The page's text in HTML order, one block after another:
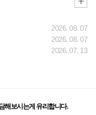
2026. 08. 07
2026. 08. 07
2026. 07. 13
해보시는게 유리합니다.